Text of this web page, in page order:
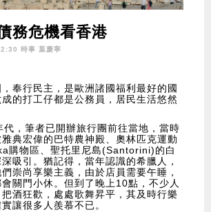
務危機看香港
時事 葉慶寧
奉行民主，是歐洲諸國福利最好的國
的打工仔都是公務員，居民生活悠然
，筆者已開辦旅行團前往當地，當時
典宏偉的巴特農神殿、奧林匹克運動
購物區、聖托里尼島(Santorini)的白
吸引。猶記得，當年認識的希臘人，
崇尚享樂主義，由於店員需要午睡，
關門小休。但到了晚上10點，不少人
酒狂歡，處處歌舞昇平，其及時行樂
讓很多人羨慕不已。